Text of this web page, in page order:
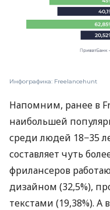
Инфографика: Freelancehunt
Напомним, ранее в
наибольшей
среди людей 18−35
составляет чуть
фрилансеров
дизайном (32,5%),
текстами (19,38%).